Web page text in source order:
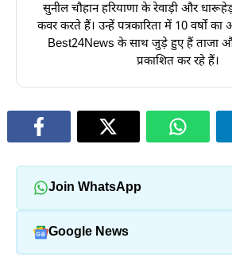
सुनील चौहान हरियाणा के रेवाड़ी और
कवर करते हैं। उन्हें पत्रकारिता में 10 वर्षों
Best24News के साथ जुड़े हुए हैं ताजा
प्रकाशित कर रहे हैं।
Join WhatsApp
Google News